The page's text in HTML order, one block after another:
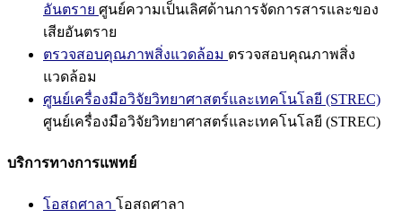
อันตราย ศูนย์ความเป็นเลิศด้านการจัดการสารและของ
เสียอันตราย
ตรวจสอบคุณภาพสิ่งแวดล้อม ตรวจสอบคุณภาพสิ่ง
แวดล้อม
ศูนย์เครื่องมือวิจัยวิทยาศาสตร์และเทคโนโลยี (STREC)
ศูนย์เครื่องมือวิจัยวิทยาศาสตร์และเทคโนโลยี (STREC)
บริการทางการแพทย์
โอสถศาลา โอสถศาลา